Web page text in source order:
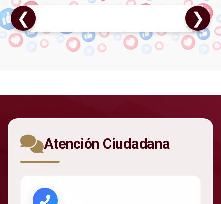
❮ ❯
Atención Ciudadana